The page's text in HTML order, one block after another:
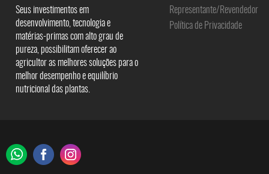
Seus investimentos em
desenvolvimento, tecnologia e
matérias-primas com alto grau de
pureza, possibilitam oferecer ao
agricultor as melhores soluções para o
melhor desempenho e equilíbrio
nutricional das plantas.
Representante/Revendedor
Política de Privacidade